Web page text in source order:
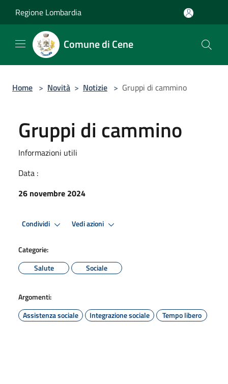
Regione Lombardia
Comune di Cene
Home > Novità > Notizie > Gruppi di cammino
Gruppi di cammino
Informazioni utili
Data :
26 novembre 2024
Condividi Vedi azioni
Categorie:
Salute
Sociale
Argomenti:
Assistenza sociale
Integrazione sociale Tempo libero